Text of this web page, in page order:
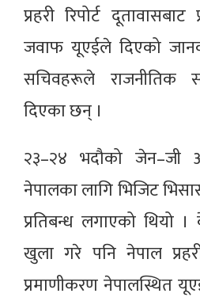
प्रहरी रिपोर्ट
जवाफ यूएईले दिएको
सचिवहरूले राजनीतिक
दिएका छन् ।
२३–२४ भदौको जेन–जी
नेपालका लागि भिजिट
प्रतिबन्ध लगाएको थियो
खुला गरे पनि नेपाल
प्रमाणीकरण नेपालस्थित